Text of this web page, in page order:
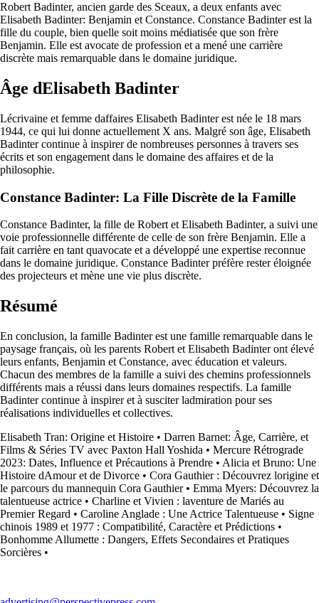
Robert Badinter, ancien garde des Sceaux, a deux enfants avec
Elisabeth Badinter: Benjamin et Constance. Constance Badinter est la
fille du couple, bien quelle soit moins médiatisée que son frère
Benjamin. Elle est avocate de profession et a mené une carrière
discrète mais remarquable dans le domaine juridique.
Âge dElisabeth Badinter
Lécrivaine et femme daffaires Elisabeth Badinter est née le 18 mars
1944, ce qui lui donne actuellement X ans. Malgré son âge, Elisabeth
Badinter continue à inspirer de nombreuses personnes à travers ses
écrits et son engagement dans le domaine des affaires et de la
philosophie.
Constance Badinter: La Fille Discrète de la Famille
Constance Badinter, la fille de Robert et Elisabeth Badinter, a suivi une
voie professionnelle différente de celle de son frère Benjamin. Elle a
fait carrière en tant quavocate et a développé une expertise reconnue
dans le domaine juridique. Constance Badinter préfère rester éloignée
des projecteurs et mène une vie plus discrète.
Résumé
En conclusion, la famille Badinter est une famille remarquable dans le
paysage français, où les parents Robert et Elisabeth Badinter ont élevé
leurs enfants, Benjamin et Constance, avec éducation et valeurs.
Chacun des membres de la famille a suivi des chemins professionnels
différents mais a réussi dans leurs domaines respectifs. La famille
Badinter continue à inspirer et à susciter ladmiration pour ses
réalisations individuelles et collectives.
Elisabeth Tran: Origine et Histoire • Darren Barnet: Âge, Carrière, et
Films & Séries TV avec Paxton Hall Yoshida • Mercure Rétrograde
2023: Dates, Influence et Précautions à Prendre • Alicia et Bruno: Une
Histoire dAmour et de Divorce • Cora Gauthier : Découvrez lorigine et
le parcours du mannequin Cora Gauthier• Emma Myers: Découvrez la
talentueuse actrice • Charline et Vivien : laventure de Mariés au
Premier Regard • Caroline Anglade : Une Actrice Talentueuse • Signe
chinois 1989 et 1977 : Compatibilité, Caractère et Prédictions •
Bonhomme Allumette : Dangers, Effets Secondaires et Pratiques
Sorcières •